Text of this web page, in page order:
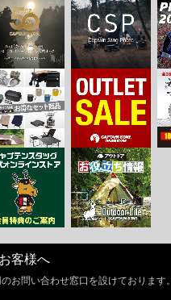
物を続ける カートへ進む
客様へ
お問い合わせ窓口を設けております。